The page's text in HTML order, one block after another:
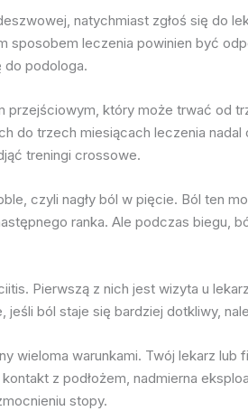
natychmiast zgłoś się do
leczenia powinien być
do podologa.
który może trwać od
do trzech miesiącach leczenia
treningi crossowe.
czyli nagły ból w pięcie. Ból ten
ranka. Ale podczas
Pierwszą z nich jest wizyta u
ból staje się bardziej dotkliwy,
wieloma warunkami. Twój lekarz
z podłożem, nadmierna
stopy.